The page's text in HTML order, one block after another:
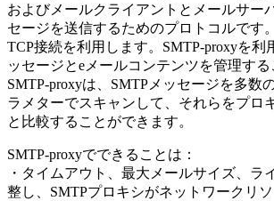
およびメールクライアントとメールサー
セージを送信するためのプロトコルです
TCP接続を利用します。SMTP-proxyを利
ッセージとeメールコンテンツを管理する
SMTP-proxyは、SMTPメッセージを多数
ラメターでスキャンして、それらをプロ
と比較することができます。
SMTP-proxyでできることは：
・タイムアウト、最大メールサイズ、ラ
整し、SMTPプロキシがネットワークリ